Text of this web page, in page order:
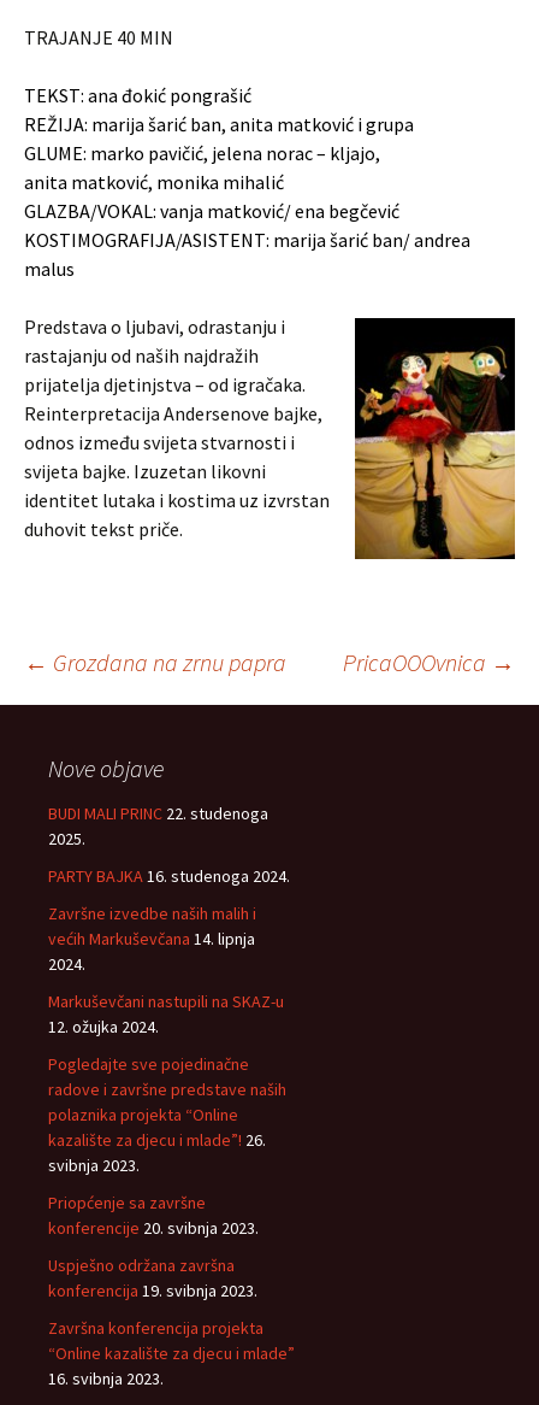
TRAJANJE 40 MIN
TEKST: ana đokić pongrašić
REŽIJA: marija šarić ban, anita matković i grupa
GLUME: marko pavičić, jelena norac – kljajo,
anita matković, monika mihalić
GLAZBA/VOKAL: vanja matković/ ena begčević
KOSTIMOGRAFIJA/ASISTENT: marija šarić ban/ andrea
malus
Predstava o ljubavi, odrastanju i
rastajanju od naših najdražih
prijatelja djetinjstva – od igračaka.
Reinterpretacija Andersenove bajke,
odnos između svijeta stvarnosti i
svijeta bajke. Izuzetan likovni
identitet lutaka i kostima uz izvrstan
duhovit tekst priče.
Navigacija
objava
← Grozdana na zrnu papra PricaOOOvnica →
Nove objave
BUDI MALI PRINC 22. studenoga
2025.
PARTY BAJKA16. studenoga 2024.
Završne izvedbe naših malih i
većih Markuševčana 14. lipnja
2024.
Markuševčani nastupili na SKAZ-u
12. ožujka 2024.
Pogledajte sve pojedinačne
radove i završne predstave naših
polaznika projekta “Online
kazalište za djecu i mlade”! 26.
svibnja 2023.
Priopćenje sa završne
konferencije 20. svibnja 2023.
Uspješno održana završna
konferencija 19. svibnja 2023.
Završna konferencija projekta
“Online kazalište za djecu i mlade”
16. svibnja 2023.